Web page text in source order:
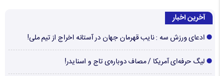
آخرین اخبار
ادعای ورزش سه : نایب قهرمان جهان در آستانه اخراج از تیم ملی!
لیگ حرفه‌ای آمریکا / مصاف دوباره‌ی تاج و اسنایدر!